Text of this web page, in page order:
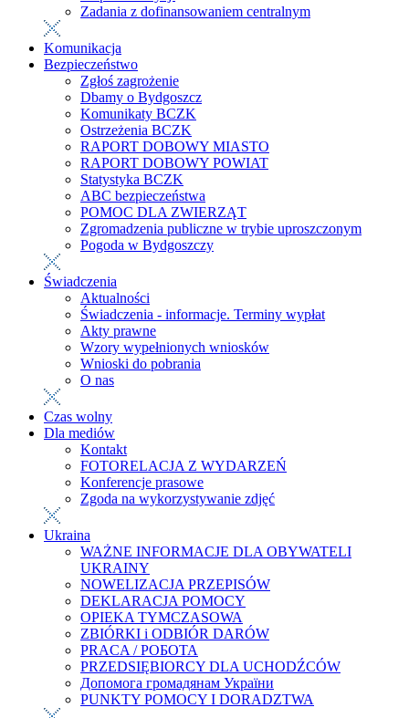
Zadania z dofinansowaniem centralnym
Komunikacja
Bezpieczeństwo
Zgłoś zagrożenie
Dbamy o Bydgoszcz
Komunikaty BCZK
Ostrzeżenia BCZK
RAPORT DOBOWY MIASTO
RAPORT DOBOWY POWIAT
Statystyka BCZK
ABC bezpieczeństwa
POMOC DLA ZWIERZĄT
Zgromadzenia publiczne w trybie uproszczonym
Pogoda w Bydgoszczy
Świadczenia
Aktualności
Świadczenia - informacje. Terminy wypłat
Akty prawne
Wzory wypełnionych wniosków
Wnioski do pobrania
O nas
Czas wolny
Dla mediów
Kontakt
FOTORELACJA Z WYDARZEŃ
Konferencje prasowe
Zgoda na wykorzystywanie zdjęć
Ukraina
WAŻNE INFORMACJE DLA OBYWATELI
UKRAINY
NOWELIZACJA PRZEPISÓW
DEKLARACJA POMOCY
OPIEKA TYMCZASOWA
ZBIÓRKI i ODBIÓR DARÓW
PRACA / РОБОТА
PRZEDSIĘBIORCY DLA UCHODŹCÓW
Допомога громадянам України
PUNKTY POMOCY I DORADZTWA